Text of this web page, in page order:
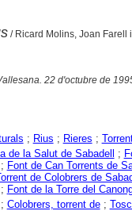
/ Ricard Molins, Joan Farell
22 d'octubre de
; Rius ; Rieres ;
de la Salut de Sabadell ;
; Font de Can Torrents de
de Colobrers de
; Font de la Torre del
; Colobrers, torrent de;